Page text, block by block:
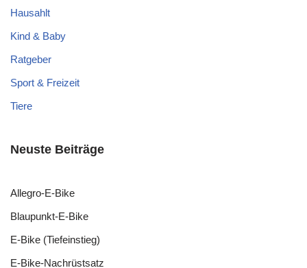
Hausahlt
Kind & Baby
Ratgeber
Sport & Freizeit
Tiere
Neuste Beiträge
Allegro-E-Bike
Blaupunkt-E-Bike
E-Bike (Tiefeinstieg)
E-Bike-Nachrüstsatz